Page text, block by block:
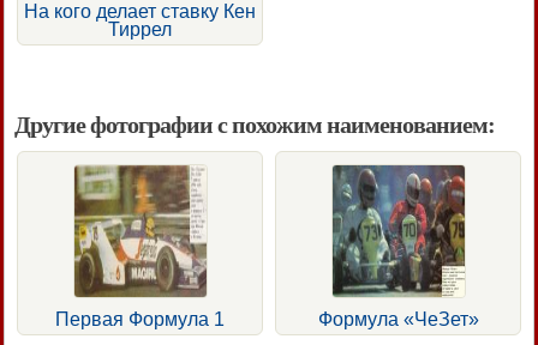
На кого делает ставку Кен
Тиррел
Другие фотографии с похожим наименованием:
Первая Формула 1 Формула «ЧеЗет»